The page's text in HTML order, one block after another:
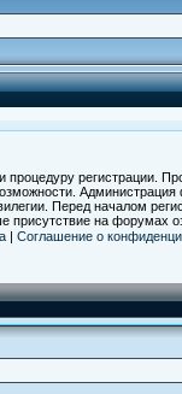
регистрации.
Перед началом
на форумах
| Соглашение о